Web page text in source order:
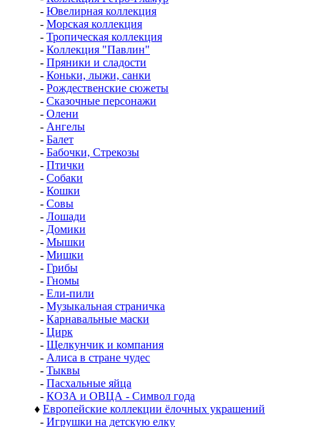
- Ювелирная коллекция
- Морская коллекция
- Тропическая коллекция
- Коллекция "Павлин"
- Пряники и сладости
- Коньки, лыжи, санки
- Рождественские сюжеты
- Сказочные персонажи
- Олени
- Ангелы
- Балет
- Бабочки, Стрекозы
- Птички
- Собаки
- Кошки
- Совы
- Лошади
- Домики
- Мышки
- Мишки
- Грибы
- Гномы
- Ели-пили
- Музыкальная страничка
- Карнавальные маски
- Цирк
- Щелкунчик и компания
- Алиса в стране чудес
- Тыквы
- Пасхальные яйца
- КОЗА и ОВЦА - Символ года
♦ Европейские коллекции ёлочных украшений
- Игрушки на детскую елку